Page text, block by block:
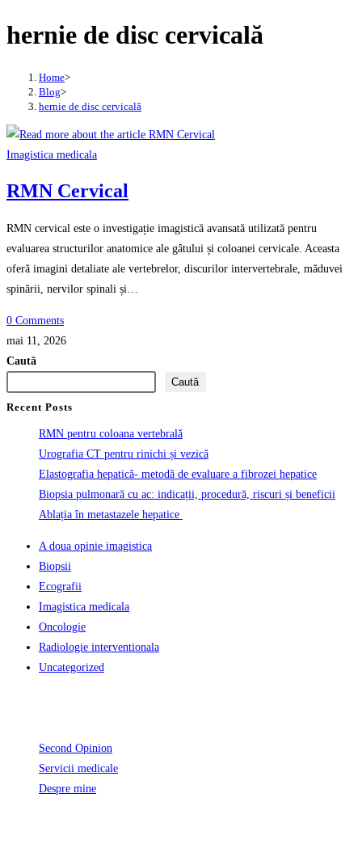
hernie de disc cervicală
Home>
Blog>
hernie de disc cervicală
Imagistica medicala
RMN Cervical
RMN cervical este o investigație imagistică avansată utilizată pentru
evaluarea structurilor anatomice ale gâtului și coloanei cervicale. Aceasta
oferă imagini detaliate ale vertebrelor, discurilor intervertebrale, măduvei
spinării, nervilor spinali și…
0 Comments
mai 11, 2026
Caută
Caută
Recent Posts
RMN pentru coloana vertebrală
Urografia CT pentru rinichi și vezică
Elastografia hepatică- metodă de evaluare a fibrozei hepatice
Biopsia pulmonară cu ac: indicații, procedură, riscuri și beneficii
Ablația în metastazele hepatice
A doua opinie imagistica
Biopsii
Ecografii
Imagistica medicala
Oncologie
Radiologie interventionala
Uncategorized
Second Opinion
Servicii medicale
Despre mine